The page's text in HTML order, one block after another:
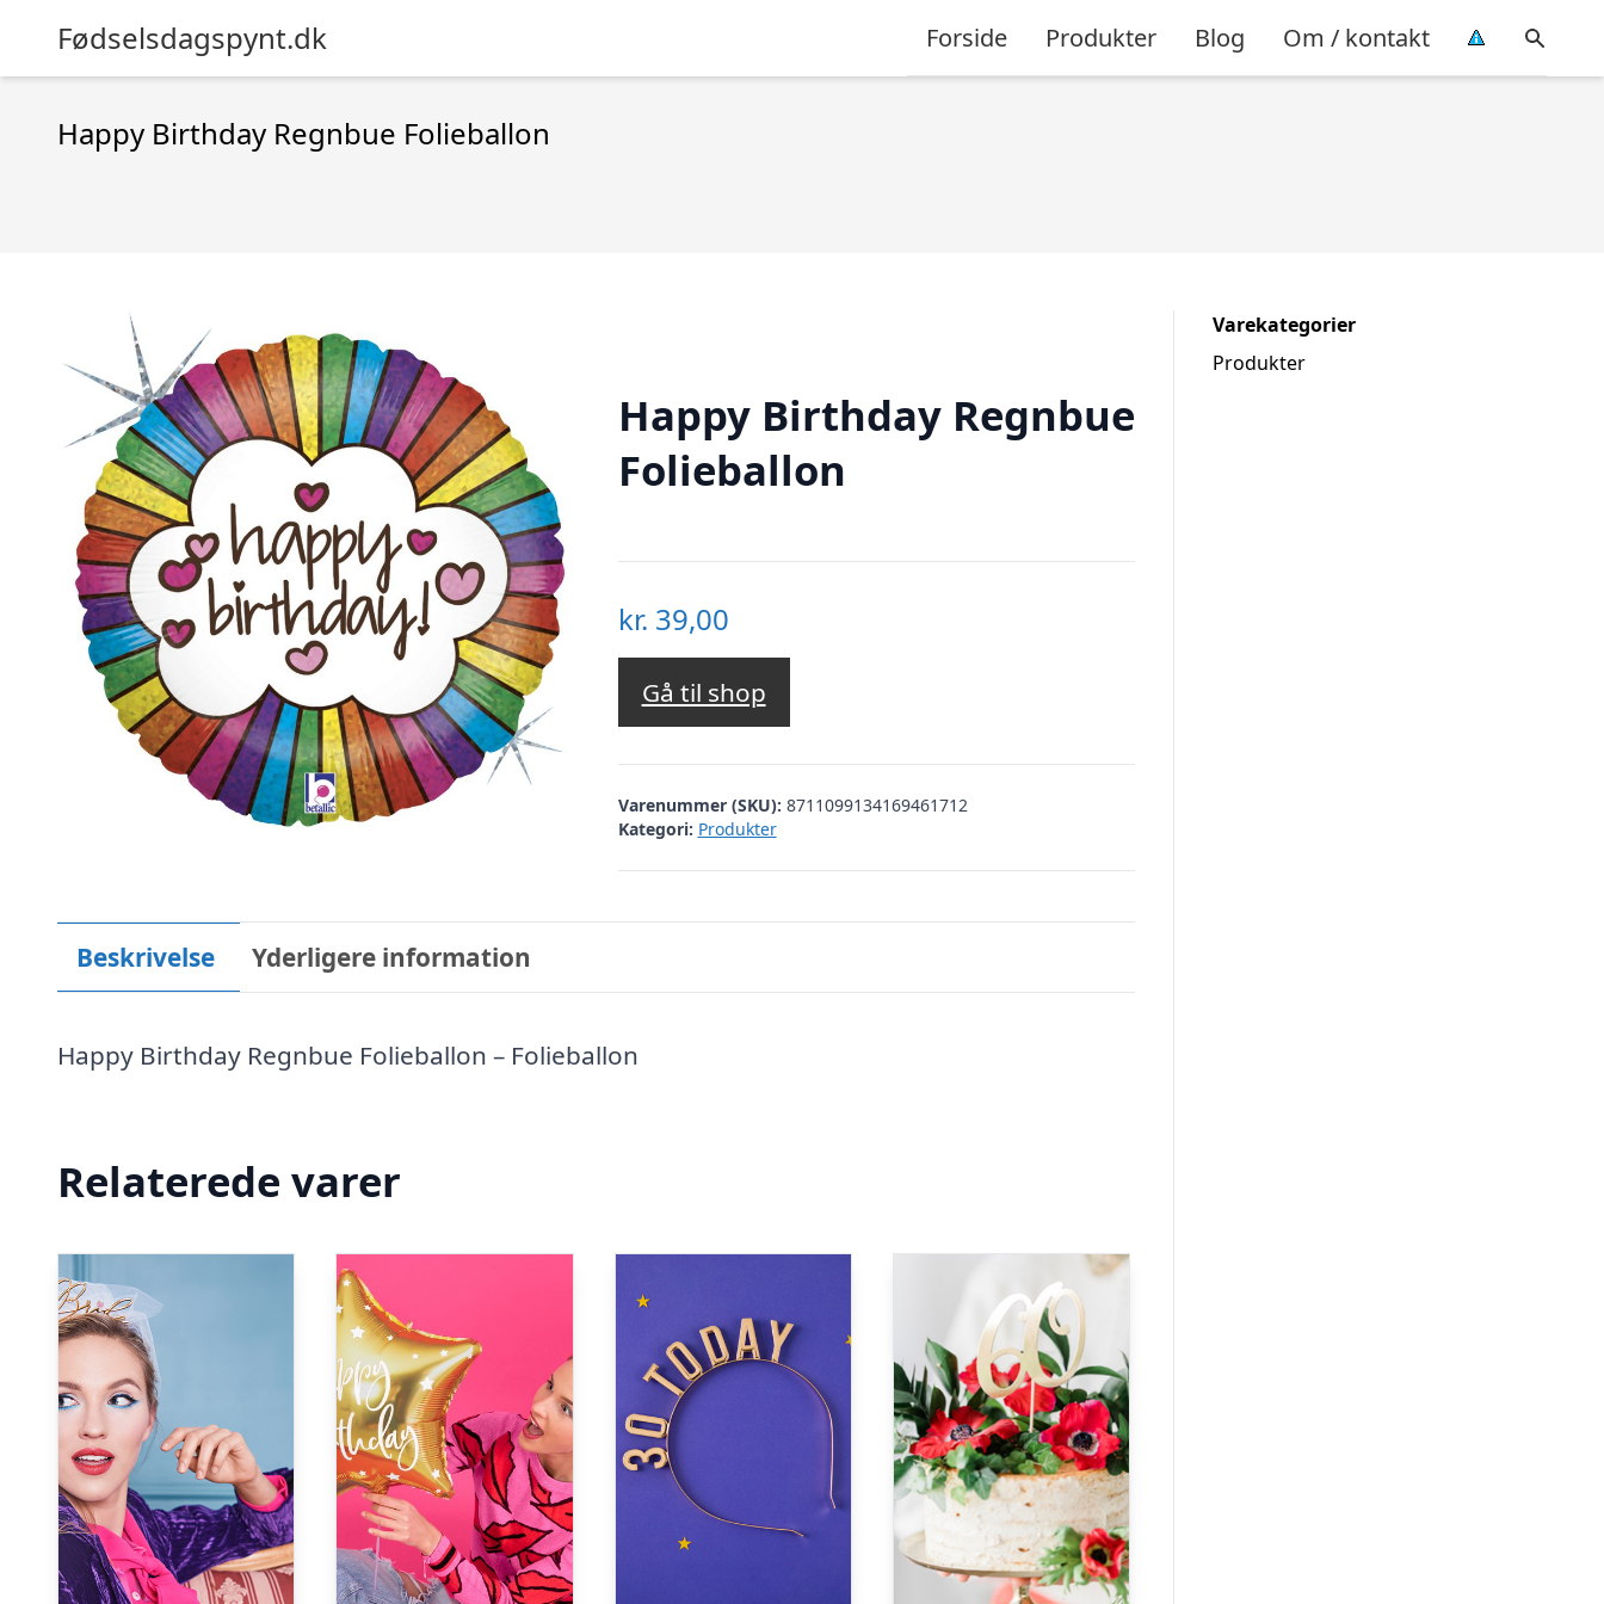
Fødselsdagspynt.dk Forside Produkter Blog Om / kontakt
Happy Birthday Regnbue Folieballon
Happy Birthday Regnbue
Folieballon
kr. 39,00
Gå til shop
Varenummer (SKU): 8711099134169461712
Kategori: Produkter
Beskrivelse Yderligere information
Happy Birthday Regnbue Folieballon – Folieballon
Relaterede varer
Varekategorier
Produkter